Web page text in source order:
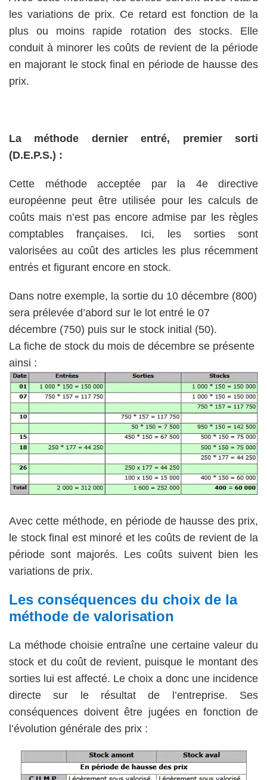
les variations de prix. Ce retard est fonction de la
plus ou moins rapide rotation des stocks. Elle
conduit à minorer les coûts de revient de la période
en majorant le stock final en période de hausse des
prix.
La méthode dernier entré, premier sorti
(D.E.P.S.) :
Cette méthode acceptée par la 4e directive
européenne peut être utilisée pour les calculs de
coûts mais n’est pas encore admise par les règles
comptables françaises. Ici, les sorties sont
valorisées au coût des articles les plus récemment
entrés et figurant encore en stock.
Dans notre exemple, la sortie du 10 décembre (800)
sera prélevée d’abord sur le lot entré le 07
décembre (750) puis sur le stock initial (50).
La fiche de stock du mois de décembre se présente
ainsi :
Avec cette méthode, en période de hausse des prix,
le stock final est minoré et les coûts de revient de la
période sont majorés. Les coûts suivent bien les
variations de prix.
Les conséquences du choix de la
méthode de valorisation
La méthode choisie entraîne une certaine valeur du
stock et du coût de revient, puisque le montant des
sorties lui est affecté. Le choix a donc une incidence
directe sur le résultat de l’entreprise. Ses
conséquences doivent être jugées en fonction de
l’évolution générale des prix :